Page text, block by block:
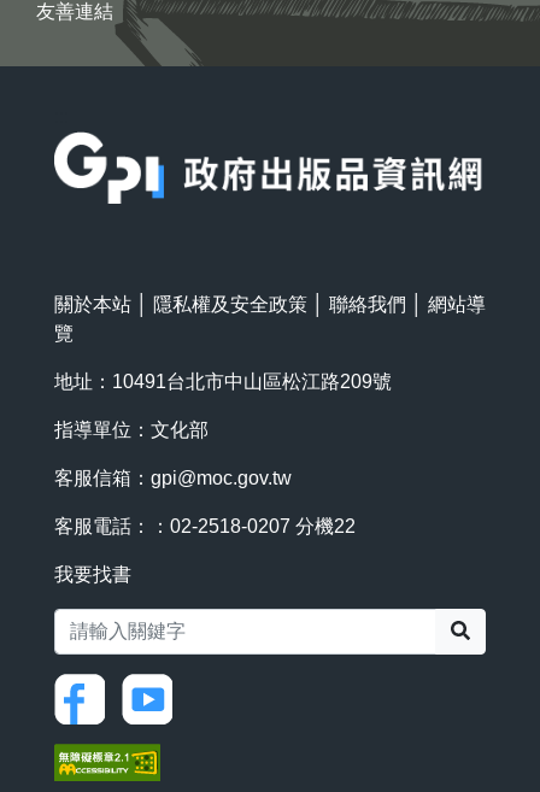
友善連結
關於本站 隱私權及安全政策 聯絡我們
網站導
覽
地址：10491台北市中山區松江路209號
指導單位：文化部
客服信箱： gpi@moc.gov.tw
客服電話：：02-2518-0207 分機22
我要找書